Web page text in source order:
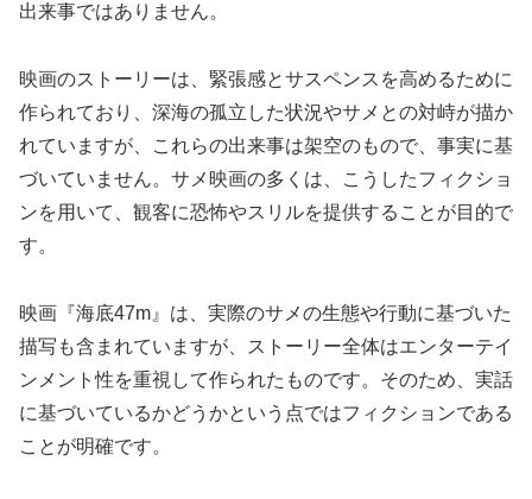
出来事ではありません。
映画のストーリーは、緊張感とサスペンスを高めるために
作られており、深海の孤立した状況やサメとの対峙が描か
れていますが、これらの出来事は架空のもので、事実に基
づいていません。サメ映画の多くは、こうしたフィクショ
ンを用いて、観客に恐怖やスリルを提供することが目的で
す。
映画『海底47m』は、実際のサメの生態や行動に基づいた
描写も含まれていますが、ストーリー全体はエンターテイ
ンメント性を重視して作られたものです。そのため、実話
に基づいているかどうかという点ではフィクションである
ことが明確です。